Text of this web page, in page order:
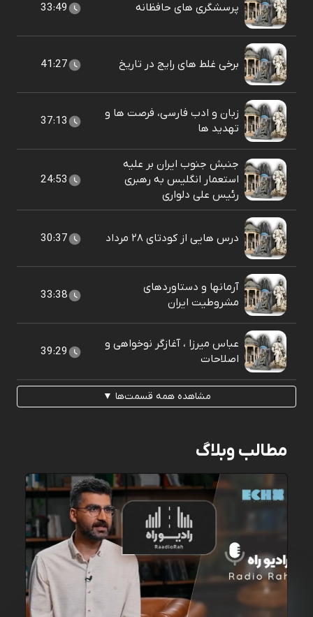
پرسشگری های حافظانه 33:49
برخی غلط های رایج در تاریخ 41:27
زبان و ادب فارسی، فرصت ها و
تهدید ها
37:13
جنبش جنوب ایران بر علیه
استعمار انگلیس به رهبری
رئیس علی دلواری
24:53
درس هایی از کودتای ۲۸ مرداد 30:37
آرمانها و دستاوردهای
مشروطیت ایران
33:38
عباس میرزا ، آغازگر نوخواهی و
اصلاحات
39:29
مشاهده همه قسمت‌ها ▼
مطالب وبلاگ